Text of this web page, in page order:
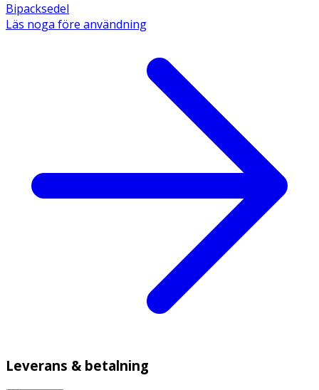
Bipacksedel
Läs noga före användning
Leverans & betalning